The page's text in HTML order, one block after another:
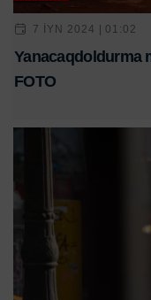
7 IYN 2024 | 01:02
Yanacaqdoldurma
FOTO